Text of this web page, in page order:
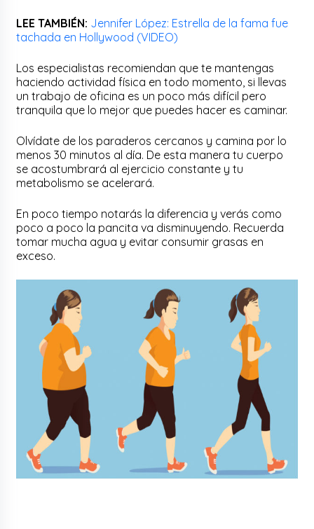
LEE TAMBIÉN: Jennifer López: Estrella de la fama fue
tachada en Hollywood (VIDEO)
Los especialistas recomiendan que te mantengas
haciendo actividad física en todo momento, si llevas
un trabajo de oficina es un poco más difícil pero
tranquila que lo mejor que puedes hacer es caminar.
Olvídate de los paraderos cercanos y camina por lo
menos 30 minutos al día. De esta manera tu cuerpo
se acostumbrará al ejercicio constante y tu
metabolismo se acelerará.
En poco tiempo notarás la diferencia y verás como
poco a poco la pancita va disminuyendo. Recuerda
tomar mucha agua y evitar consumir grasas en
exceso.